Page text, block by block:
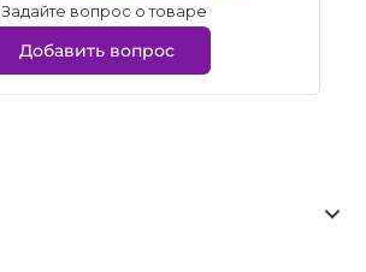
Задайте вопрос о товаре
Добавить вопрос